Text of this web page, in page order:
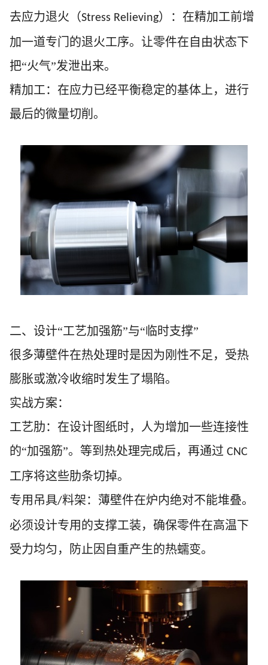
去应力退火（Stress Relieving）：在精加工前增
加一道专门的退火工序。让零件在自由状态下
把“火气”发泄出来。
精加工：在应力已经平衡稳定的基体上，进行
最后的微量切削。
二、设计“工艺加强筋”与“临时支撑”
很多薄壁件在热处理时是因为刚性不足，受热
膨胀或激冷收缩时发生了塌陷。
实战方案：
工艺肋：在设计图纸时，人为增加一些连接性
的“加强筋”。等到热处理完成后，再通过 CNC
工序将这些肋条切掉。
专用吊具/料架：薄壁件在炉内绝对不能堆叠。
必须设计专用的支撑工装，确保零件在高温下
受力均匀，防止因自重产生的热蠕变。